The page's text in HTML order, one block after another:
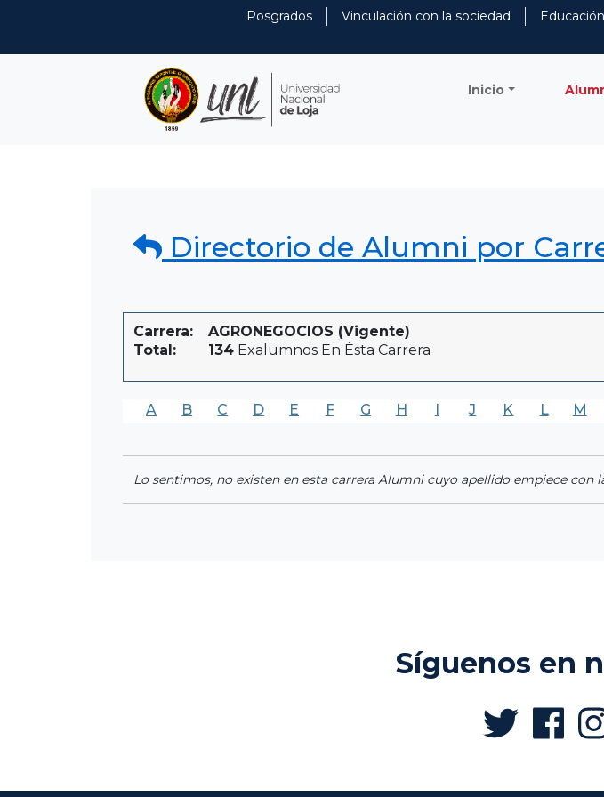
Posgrados Vinculación con la sociedad
Inicio
Directorio de Alumni por
Carrera:
AGRONEGOCIOS (Vigente)
Total:
134 Exalumnos En Ésta Carrera
A B C D E F G H I J K L M
Lo sentimos, no existen en esta carrera Alumni cuyo apellido empiece con
Síguenos en